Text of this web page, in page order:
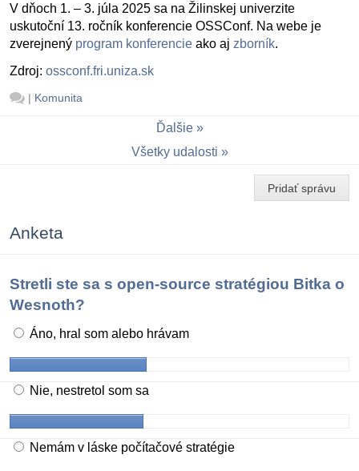
V dňoch 1. – 3. júla 2025 sa na Žilinskej univerzite
uskutoční 13. ročník konferencie OSSConf. Na webe je
zverejnený program konferencie ako aj zborník.
Zdroj: ossconf.fri.uniza.sk
| Komunita
Ďalšie
Všetky udalosti
Pridať správu
Anketa
Stretli ste sa s open-source stratégiou Bitka o
Wesnoth?
Áno, hral som alebo hrávam
Nie, nestretol som sa
Nemám v láske počítačové stratégie